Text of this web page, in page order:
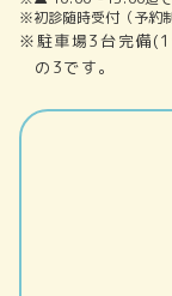
※初診随時受付（予約
※駐車場3台完備(1
の3です。